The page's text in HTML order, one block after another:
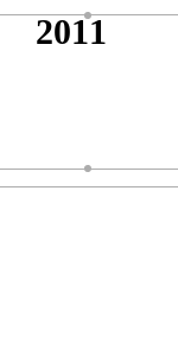
2011